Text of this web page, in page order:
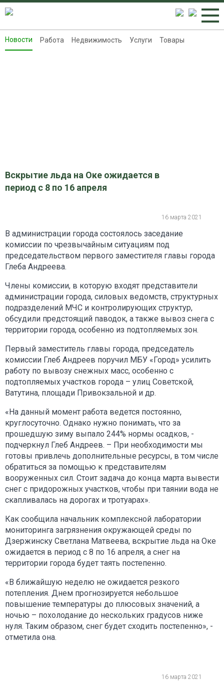
Новости
Новости Работа Недвижимость Услуги Товары
Вскрытие льда на Оке ожидается в
период с 8 по 16 апреля
16 марта 2021
В администрации города состоялось заседание
комиссии по чрезвычайным ситуациям под
председательством первого заместителя главы города
Глеба Андреева.
Члены комиссии, в которую входят представители
администрации города, силовых ведомств, структурных
подразделений МЧС и контролирующих структур,
обсудили предстоящий паводок, а также вывоз снега с
территории города, особенно из подтопляемых зон.
Первый заместитель главы города, председатель
комиссии Глеб Андреев поручил МБУ «Город» усилить
работу по вывозу снежных масс, особенно с
подтопляемых участков города – улиц Советской,
Ватутина, площади Привокзальной и др.
«На данный момент работа ведется постоянно,
круглосуточно. Однако нужно понимать, что за
прошедшую зиму выпало 244% нормы осадков, -
подчеркнул Глеб Андреев. – При необходимости мы
готовы привлечь дополнительные ресурсы, в том числе
обратиться за помощью к представителям
вооруженных сил. Стоит задача до конца марта вывести
снег с придорожных участков, чтобы при таянии вода не
скапливалась на дорогах и тротуарах».
Как сообщила начальник комплексной лаборатории
мониторинга загрязнения окружающей среды по
Дзержинску Светлана Матвеева, вскрытие льда на Оке
ожидается в период с 8 по 16 апреля, а снег на
территории города будет таять постепенно.
«В ближайшую неделю не ожидается резкого
потепления. Днем прогнозируется небольшое
повышение температуры до плюсовых значений, а
ночью – похолодание до нескольких градусов ниже
нуля. Таким образом, снег будет сходить постепенно», -
отметила она.
16 марта 2021